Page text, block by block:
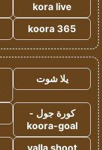
kora live
koora 365
يلا شوت
كورة جول -
koora-goal
yalla shoot